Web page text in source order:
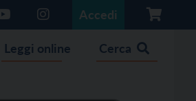
Accedi
Leggi online Cerca